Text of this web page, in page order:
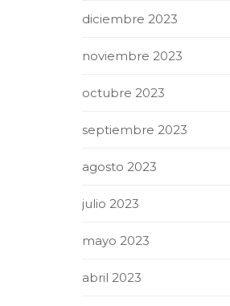
diciembre 2023
noviembre 2023
octubre 2023
septiembre 2023
agosto 2023
julio 2023
mayo 2023
abril 2023